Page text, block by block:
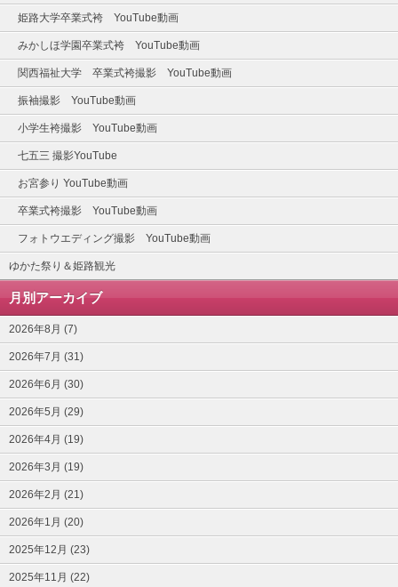
姫路大学卒業式袴 YouTube動画
みかしほ学園卒業式袴 YouTube動画
関西福祉大学 卒業式袴撮影 YouTube動画
振袖撮影 YouTube動画
小学生袴撮影 YouTube動画
七五三 撮影YouTube
お宮参り YouTube動画
卒業式袴撮影 YouTube動画
フォトウエディング撮影 YouTube動画
ゆかた祭り＆姫路観光
月別アーカイブ
2026年8月 (7)
2026年7月 (31)
2026年6月 (30)
2026年5月 (29)
2026年4月 (19)
2026年3月 (19)
2026年2月 (21)
2026年1月 (20)
2025年12月 (23)
2025年11月 (22)